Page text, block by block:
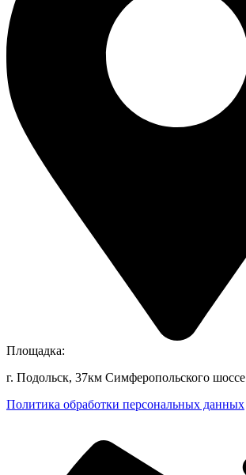
Площадка:
г. Подольск, 37км Симферопольского шоссе
Политика обработки персональных данных